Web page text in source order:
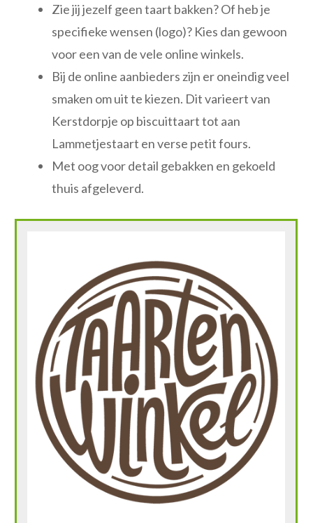
Zie jij jezelf geen taart bakken? Of heb je
specifieke wensen (logo)? Kies dan gewoon
voor een van de vele online winkels.
Bij de online aanbieders zijn er oneindig veel
smaken om uit te kiezen. Dit varieert van
Kerstdorpje op biscuittaart tot aan
Lammetjestaart en verse petit fours.
Met oog voor detail gebakken en gekoeld
thuis afgeleverd.